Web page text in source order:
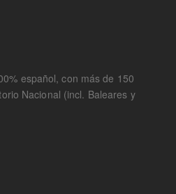
español, con más de 150
Nacional (incl. Baleares y